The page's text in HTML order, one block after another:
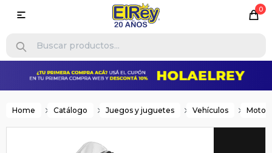
0

Home Catálogo Juegos y juguetes Vehículos Motos